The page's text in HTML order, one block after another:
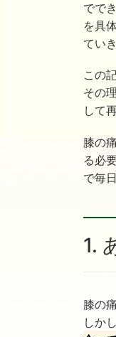
でで
を具
てい
この
その
して
膝の
る必
で毎
1.
膝の
しかし